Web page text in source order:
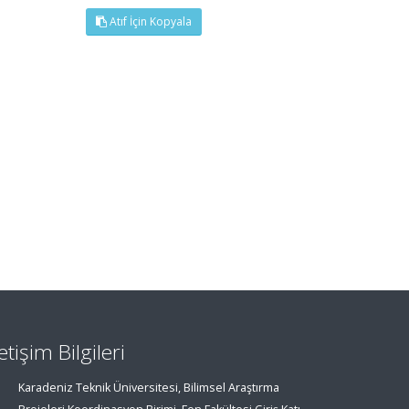
Atıf İçin Kopyala
Bilgileri
Karadeniz Teknik Üniversitesi, Bilimsel Araştırma